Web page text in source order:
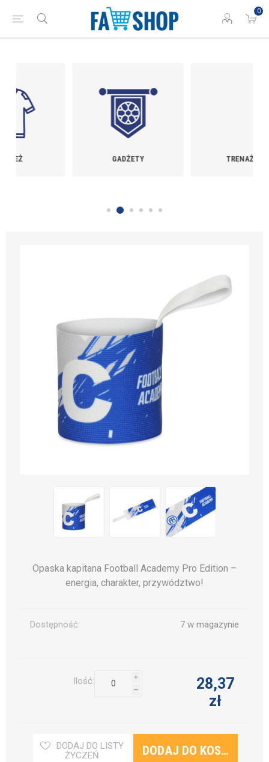
0
Opaska kapitana Football Academy Pro Edition –
energia, charakter, przywództwo!
Dostępność: 7 w magazynie
Ilość: i
h
28,37
zł
DODAJ DO LISTY
ŻYCZEŃ